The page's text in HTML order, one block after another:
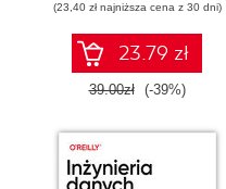
(23,40 zł najniższa cena z 30 dni)
23.79 zł
39.00zł (-39%)